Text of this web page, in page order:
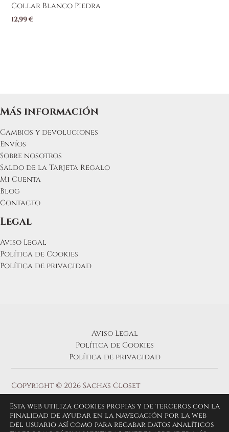
la
página
Collar Blanco Piedra
12,99€
Más información
Cambios y devoluciones
Envíos
Sobre nosotros
Saldo de la Tarjeta Regalo
Mi Cuenta
Blog
Contacto
Legal
Aviso Legal
Política de Cookies
Política de privacidad
Aviso Legal
Política de Cookies
Política de privacidad
Copyright © 2026 Sacha's Closet
Esta web utiliza cookies propias y de terceros con la
finalidad de ayudar en la navegación por la web
del usuario así como para recabar datos analíticos